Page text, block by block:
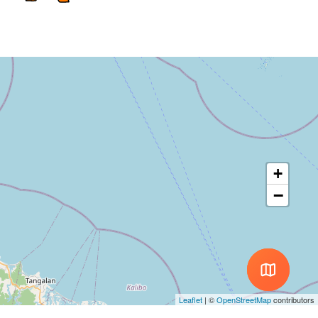
+
−
Leaflet | ©OpenStreetMapcontributors